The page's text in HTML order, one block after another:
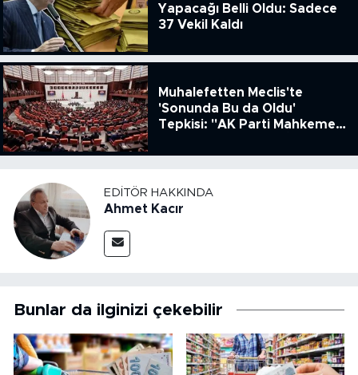
Yapacağı Belli Oldu: Sadece
37 Vekil Kaldı
Muhalefetten Meclis'te
'Sonunda Bu da Oldu'
Tepkisi: "AK Parti Mahkeme
Kanun Çıkardı"
EDITÖR HAKKINDA
Ahmet Kacır
Bunlar da ilginizi çekebilir